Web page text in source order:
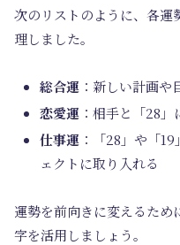
次のリストのように、各運
理しました。
総合運 ：新しい計画
恋愛運 ：相手と「28
仕事運 ：「28」や「
ェクトに取り入れる
運勢を前向きに変えるた
字を活用しましょう。